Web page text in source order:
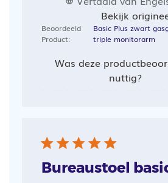
Bekijk
Beoordeeld
Product:
Basic Plus zwart
triple monitorarm
Was deze
nuttig?
Bureaustoel